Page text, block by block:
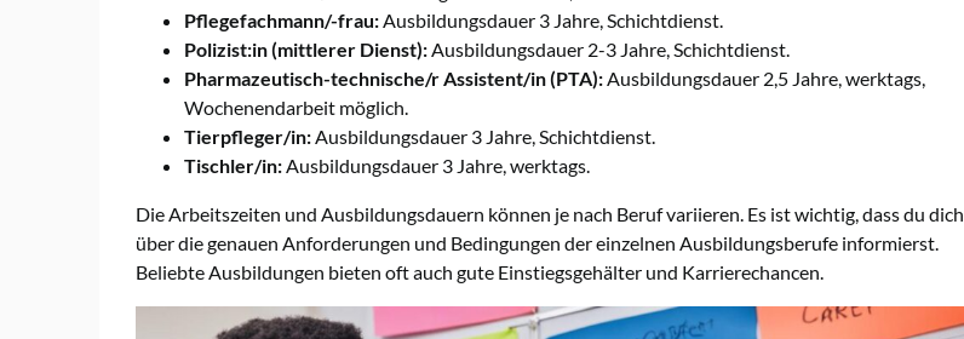
Pflegefachmann/-frau:Ausbildungsdauer 3 Jahre, Schichtdienst.
Polizist:in (mittlerer Dienst):Ausbildungsdauer 2-3 Jahre, Schichtdienst.
Pharmazeutisch-technische/r Assistent/in (PTA):Ausbildungsdauer 2,5 Jahre, werktags,
Wochenendarbeit möglich.
Tierpfleger/in:Ausbildungsdauer 3 Jahre, Schichtdienst.
Tischler/in:Ausbildungsdauer 3 Jahre, werktags.
Die Arbeitszeiten und Ausbildungsdauern können je nach Beruf variieren. Es ist wichtig, dass du dich
über die genauen Anforderungen und Bedingungen der einzelnen Ausbildungsberufe informierst.
Beliebte Ausbildungen bieten oft auch gute Einstiegsgehälter und Karrierechancen.